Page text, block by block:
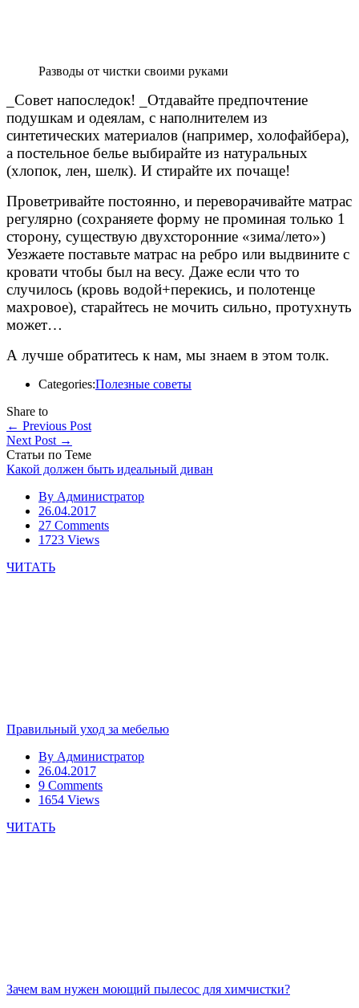
Разводы от чистки своими руками
_Совет напоследок! _Отдавайте предпочтение
подушкам и одеялам, с наполнителем из
синтетических материалов (например, холофайбера),
а постельное белье выбирайте из натуральных
(хлопок, лен, шелк). И стирайте их почаще!
Проветривайте постоянно, и переворачивайте матрас
регулярно (сохраняете форму не проминая только 1
сторону, существую двухсторонние «зима/лето»)
Уезжаете поставьте матрас на ребро или выдвините с
кровати чтобы был на весу. Даже если что то
случилось (кровь водой+перекись, и полотенце
махровое), старайтесь не мочить сильно, протухнуть
может…
А лучше обратитесь к нам, мы знаем в этом толк.
Categories:Полезные советы
Share to
← Previous Post
Next Post →
Статьи по Теме
Какой должен быть идеальный диван
By Администратор
26.04.2017
27 Comments
1723 Views
ЧИТАТЬ
Правильный уход за мебелью
By Администратор
26.04.2017
9 Comments
1654 Views
ЧИТАТЬ
Зачем вам нужен моющий пылесос для химчистки?